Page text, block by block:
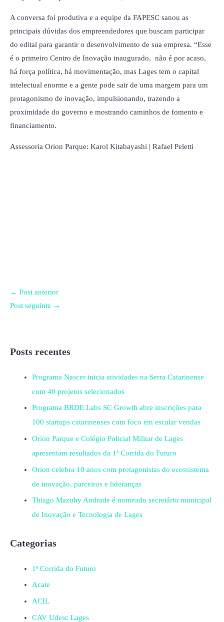
A conversa foi produtiva e a equipe da FAPESC sanou as
principais dúvidas dos empreendedores que buscam participar
do edital para garantir o desenvolvimento de sua empresa. “Esse
é o primeiro Centro de Inovação inaugurado, não é por acaso,
há força política, há movimentação, mas Lages tem o capital
intelectual enorme e a gente pode sair de uma margem para um
protagonismo de inovação, impulsionando, trazendo a
proximidade do governo e mostrando caminhos de fomento e
financiamento.
Assessoria Orion Parque: Karol Kitabayashi | Rafael Peletti
← Post anterior
Post seguinte →
Posts recentes
Programa Nascer inicia atividades na Serra Catarinense
com 40 projetos selecionados
Programa BRDE Labs SC Growth abre inscrições para
100 startups catarinenses com foco em escalar vendas
Orion Parque e Colégio Policial Militar de Lages
apresentam resultados da 1ª Corrida do Futuro
Orion celebra 10 anos com protagonistas do ecossistema
de inovação, parceiros e lideranças
Thiago Mazuhy Andrade é nomeado secretário municipal
de Inovação e Tecnologia de Lages
Categorias
1ª Corrida do Futuro
Acate
ACIL
CAV Udesc Lages